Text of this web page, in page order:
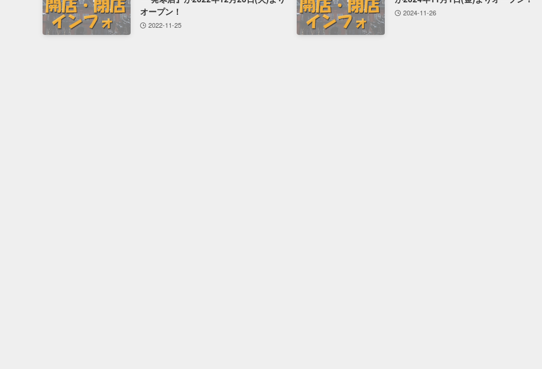
オープン！
2022-11-25
2024-11-26